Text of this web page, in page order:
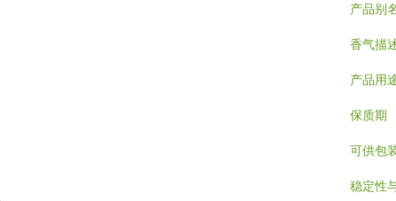
产品别
香气描
产品用
保质期
可供包
稳定性